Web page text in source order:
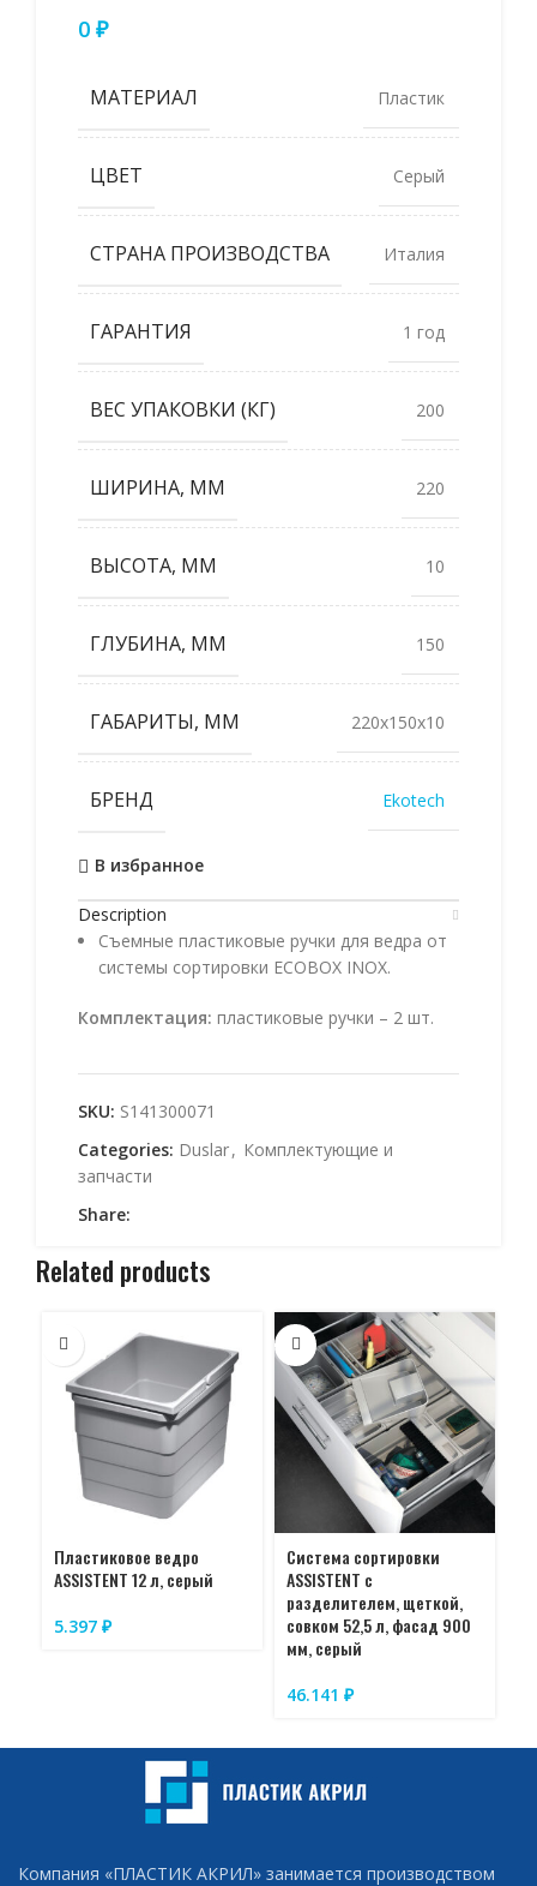
0 ₽
МАТЕРИАЛ Пластик
ЦВЕТ Серый
СТРАНА ПРОИЗВОДСТВА Италия
ГАРАНТИЯ 1 год
ВЕС УПАКОВКИ (КГ) 200
ШИРИНА, ММ 220
ВЫСОТА, ММ 10
ГЛУБИНА, ММ 150
ГАБАРИТЫ, ММ 220x150x10
БРЕНД Ekotech
В избранное
Description
Съемные пластиковые ручки для ведра от
системы сортировки ECOBOX INOX.
Комплектация: пластиковые ручки – 2 шт.
SKU: S141300071
Categories: Duslar, Комплектующие и
запчасти
Share:
Related products
Пластиковое ведро
ASSISTENT 12 л, серый
5.397 ₽
Система сортировки
ASSISTENT с
разделителем, щеткой,
совком 52,5 л, фасад 900
мм, серый
46.141 ₽
Компания «ПЛАСТИК АКРИЛ» занимается производством